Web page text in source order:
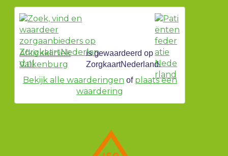
Afkickkliniek
Valkenburg
is gewaardeerd op
ZorgkaartNederland.
Bekijk alle waarderingen of plaats een
waardering